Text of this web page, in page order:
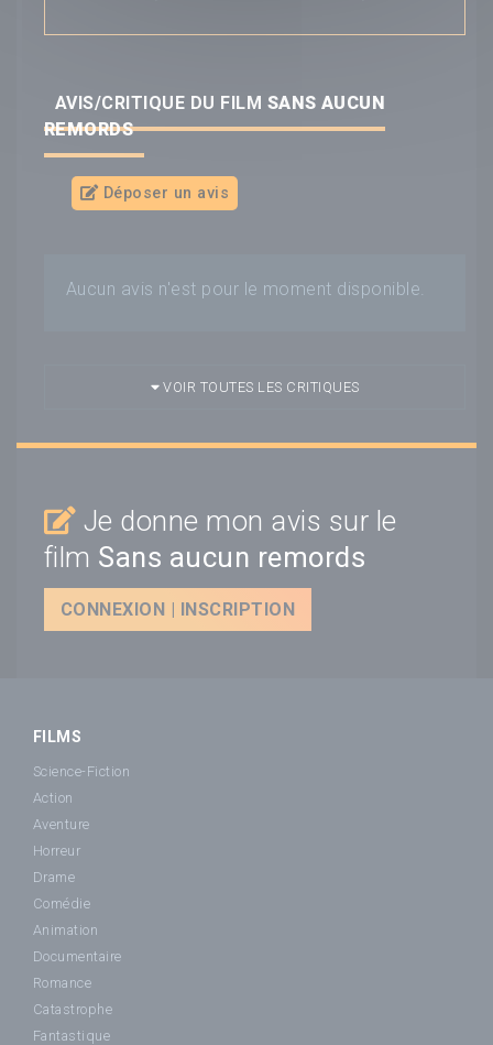
AVIS/CRITIQUE DU FILM SANS AUCUN
REMORDS
Déposer un avis
Aucun avis n'est pour le moment disponible.
VOIR TOUTES LES CRITIQUES
Je donne mon avis sur le
film Sans aucun remords
CONNEXION | INSCRIPTION
FILMS
Science-Fiction
Action
Aventure
Horreur
Drame
Comédie
Animation
Documentaire
Romance
Catastrophe
Fantastique